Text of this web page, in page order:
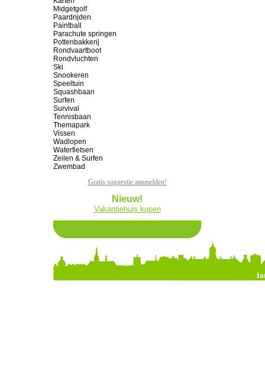
Midgetgolf
Paardrijden
Paintball
Parachute springen
Pottenbakkerij
Rondvaartboot
Rondvluchten
Ski
Snookeren
Speeltuin
Squashbaan
Surfen
Survival
Tennisbaan
Themapark
Vissen
Wadlopen
Waterfietsen
Zeilen & Surfen
Zwembad
Gratis suggestie aanmelden!
Nieuw!
Vakantiehuis kopen